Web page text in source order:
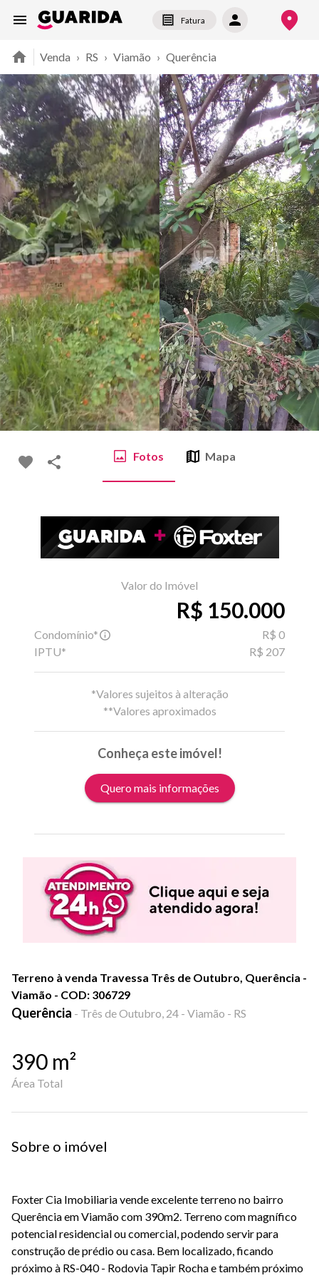
Fatura
Venda › RS › Viamão › Querência
Fotos Mapa
Valor do Imóvel
R$ 150.000
Condomínio*
R$ 0
IPTU*
R$ 207
*Valores sujeitos à alteração
**Valores aproximados
Conheça este imóvel!
Quero mais informações
Terreno à venda Travessa Três de Outubro, Querência -
Viamão - COD: 306729
Querência - Três de Outubro, 24 - Viamão - RS
390 m²
Área Total
Sobre o imóvel
Foxter Cia Imobiliaria vende excelente terreno no bairro
Querência em Viamão com 390m2. Terreno com magnífico
potencial residencial ou comercial, podendo servir para
construção de prédio ou casa. Bem localizado, ficando
próximo à RS-040 - Rodovia Tapir Rocha e também próximo